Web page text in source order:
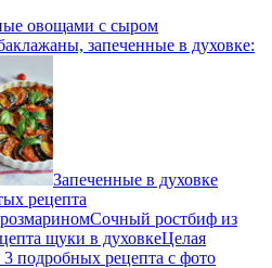
запеченные в духовке:
Запеченные в духовке
рецепта
Сочный ростбиф из
Целая
подробных рецепта с фото